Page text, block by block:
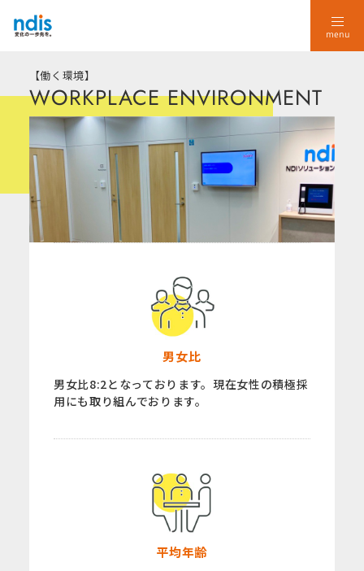
人材育成・新人研修
Benefits 福利厚生
Environment 働く環境
menu
【働く環境】
WORKPLACE ENVIRONMENT
男女比
男女比8:2となっております。現在女性の積極採
用にも取り組んでおります。
平均年齢